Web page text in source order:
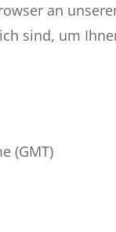
an
sind, um
(GMT)